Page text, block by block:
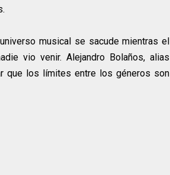
musical se sacude mientras el
vio venir. Alejandro Bolaños, alias
que los límites entre los géneros son